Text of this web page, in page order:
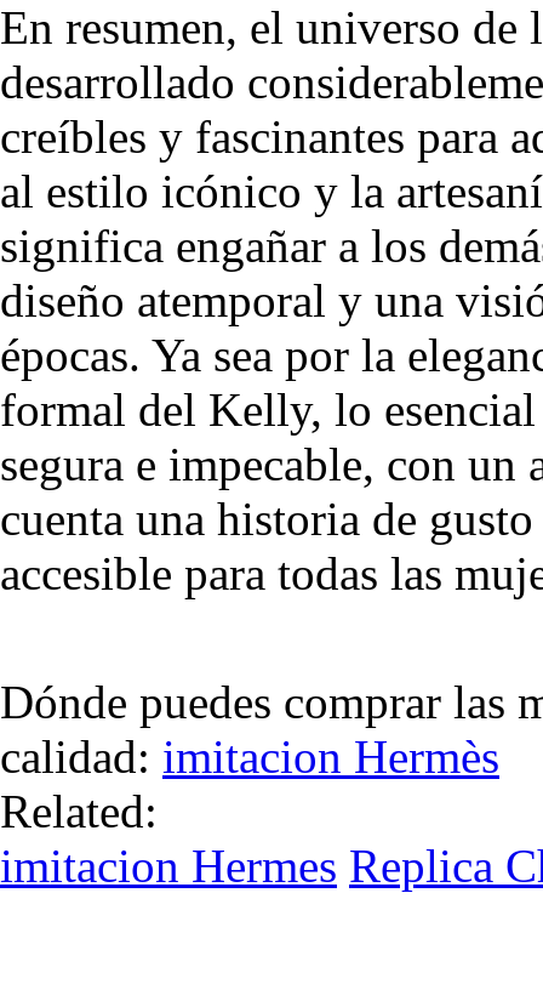
En resumen, el universo de
desarrollado
creíbles y fascinantes para
al estilo icónico y la
significa engañar a los
diseño atemporal y una
épocas. Ya sea por la
formal del Kelly, lo esencial
segura e impecable, con un
cuenta una historia de
accesible para todas las
Dónde puedes comprar las
calidad: imitacion Hermès
Related:
imitacion Hermes Replica